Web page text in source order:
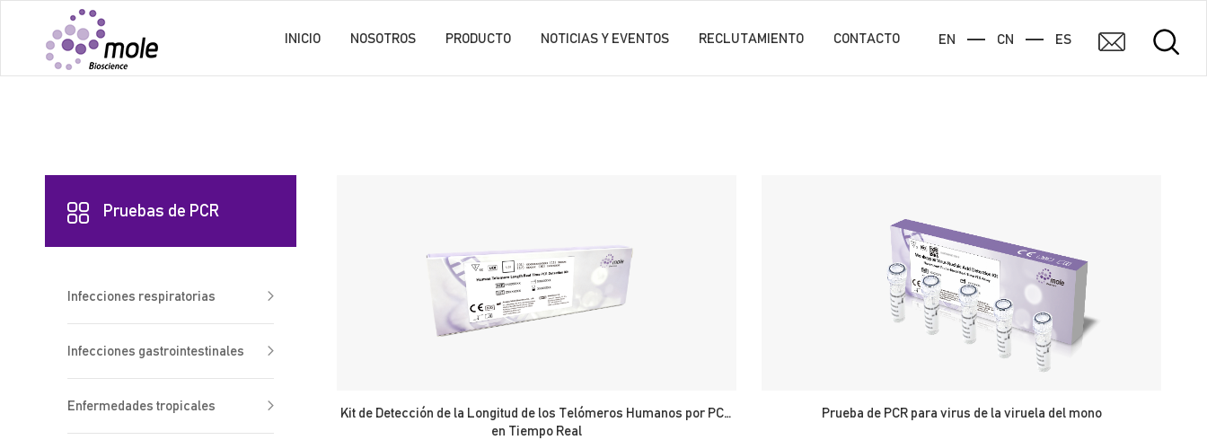
EN CN ES
INICIO NOSOTROS PRODUCTO NOTICIAS Y EVENTOS RECLUTAMIENTO CONTACTO
Pruebas de PCR
Infecciones respiratorias
Infecciones gastrointestinales
Enfermedades tropicales
Kit de Detección de la Longitud de los Telómeros Humanos por PCR
en Tiempo Real
Prueba de PCR para virus de la viruela del mono